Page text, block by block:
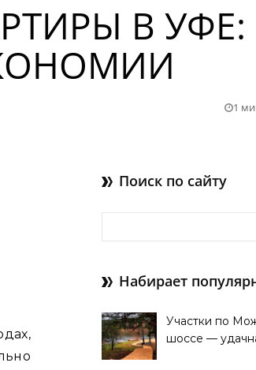
В УФЕ:
1
Поиск по сайту
Набирает
Участки по
шоссе —